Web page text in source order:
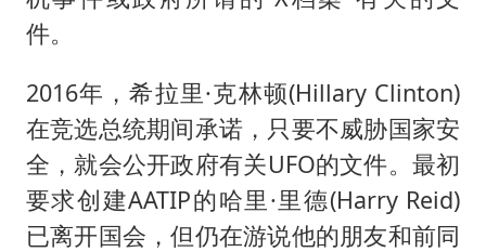
件。
2016年，希拉里·克林顿(Hillary Clinton)
在竞选总统期间承诺，只要不威胁国家安
全，就会公开政府有关UFO的文件。最初
要求创建AATIP的哈里·里德(Harry Reid)
已离开国会，但仍在游说他的朋友和前同